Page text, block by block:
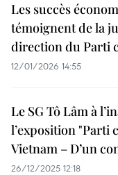
Les succès
témoignent de la
direction du Parti
12/01/2026 14:55
Le SG Tô Lâm à
l’exposition "Parti
Vietnam – D’un
26/12/2025 12:18